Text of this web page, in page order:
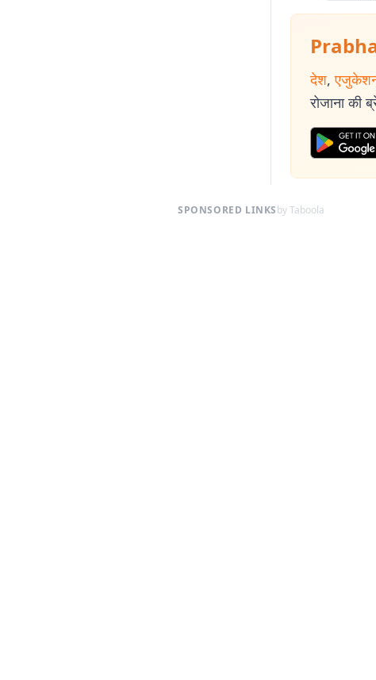
देश,
रोजाना की
SPONSORED LINKSby Taboola